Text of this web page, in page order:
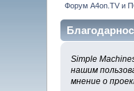
Форум A4on.TV и
Simple
нашим
мнение о